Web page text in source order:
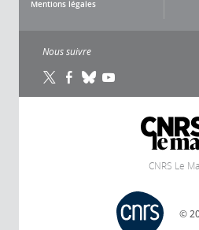
Mentions légales
Nous suivre
CNRS Le
©
des
gestion des cookies du CNRS
avec sa mission de
site vous donne l’information
son fonctionnement et son